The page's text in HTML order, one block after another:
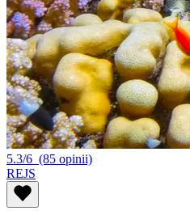
5.3/6 (85 opinii)
REJS